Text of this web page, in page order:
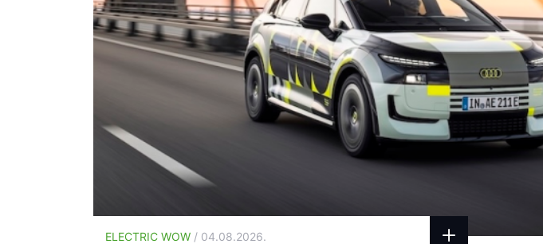
ELECTRIC WOW / 04.08.2026.